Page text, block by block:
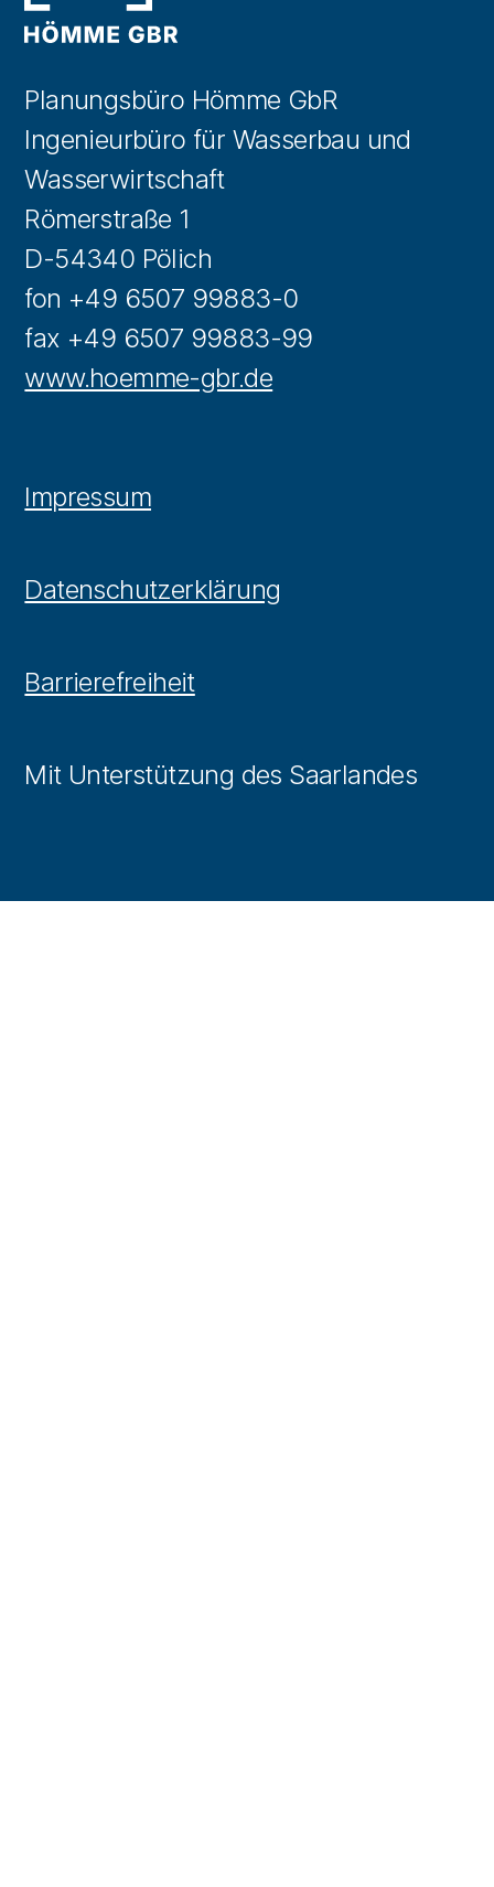
Planungsbüro Hömme GbR
Ingenieurbüro für Wasserbau und
Wasserwirtschaft
Römerstraße 1
D-54340 Pölich
fon +49 6507 99883-0
fax +49 6507 99883-99
www.hoemme-gbr.de
Impressum
Datenschutzerklärung
Barrierefreiheit
Mit Unterstützung des Saarlandes